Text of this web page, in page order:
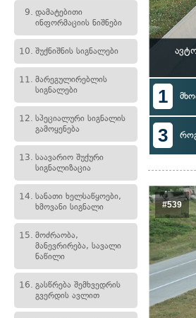
9. დამატებითი
ინფორმაციის ნიშნები
10. შუქნიშნის სიგნალები
11. მარეგულირებლის
სიგნალები
12. სპეციალური სიგნალის
გამოყენება
13. საავარიო შუქური
სიგნალიზაცია
14. სანათი ხელსაწყოები,
ხმოვანი სიგნალი
15. მოძრაობა,
მანევრირება, სავალი
ნაწილი
16. გასწრება შემხვედრის
გვერდის ავლით
1
3
#539